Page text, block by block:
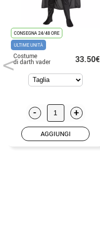
CONSEGNA 24/48 ORE
ULTIME UNITÀ
Costume
di darth vader 33.50€
- +
AGGIUNGI